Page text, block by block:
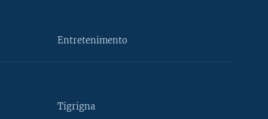
Entretenimento
Tigrigna